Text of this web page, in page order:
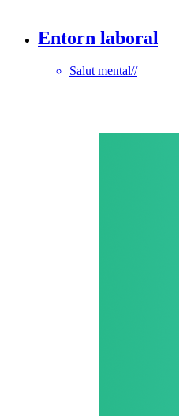
Entorn laboral
Salut mental//